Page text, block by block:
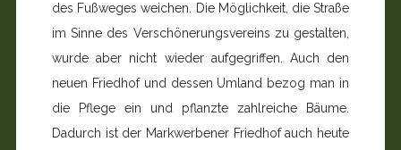
des Fußweges weichen. Die Möglichkeit, die Straße
im Sinne des Verschönerungsvereins zu gestalten,
wurde aber nicht wieder aufgegriffen. Auch den
neuen Friedhof und dessen Umland bezog man in
die Pflege ein und pflanzte zahlreiche Bäume.
Dadurch ist der Markwerbener Friedhof auch heute